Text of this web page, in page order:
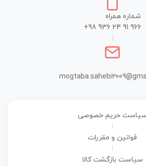
شماره همراه
+98 936 24 91 966
سیاست حریم خصوصی
قوانین و مقررات
سیاست بازگشت کالا